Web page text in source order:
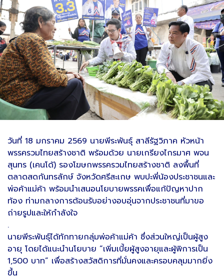
วันที่ 18 มกราคม 2569 นายพีระพันธุ์ สาลีรัฐวิภาค หัวหน้า
พรรครวมไทยสร้างชาติ พร้อมด้วย นายเกรียงไกรมาศ พจน
สุนทร (เคนโด้) รองโฆษกพรรครวมไทยสร้างชาติ ลงพื้นที่
ตลาดสดกันทรลักษ์ จังหวัดศรีสะเกษ พบปะพี่น้องประชาชนและ
พ่อค้าแม่ค้า พร้อมนำเสนอนโยบายพรรคเพื่อแก้ปัญหาปาก
ท้อง ท่ามกลางการต้อนรับอย่างอบอุ่นจากประชาชนที่มาขอ
ถ่ายรูปและให้กำลังใจ
.
นายพีระพันธุ์ได้ทักทายกลุ่มพ่อค้าแม่ค้า ซึ่งส่วนใหญ่เป็นผู้สูง
อายุ โดยได้แนะนำนโยบาย “เพิ่มเบี้ยผู้สูงอายุและผู้พิการเป็น
1,500 บาท” เพื่อสร้างสวัสดิการที่มั่นคงและครอบคลุมมากยิ่ง
ขึ้น